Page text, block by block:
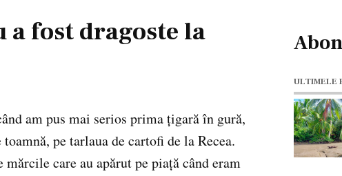
a fost dragoste la
am pus mai serios prima ţigară în gură,
pe tarlaua de cartofi de la Recea.
care au apărut pe piaţă când eram
ULTIMELE